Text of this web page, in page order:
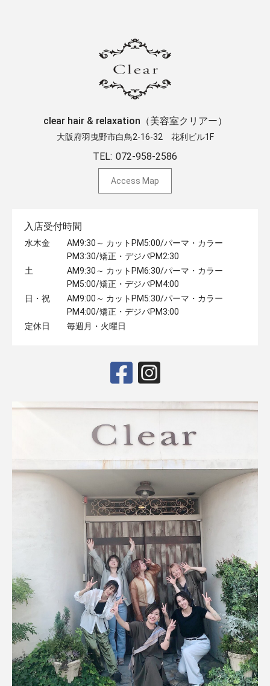
clear hair & relaxation（美容室クリアー）
大阪府羽曳野市白鳥2-16-32 ​花利ビル1F
TEL: 072-958-2586
Access Map
入店受付時間
水木金
AM9:30～ カットPM5:00/パーマ・カラー
PM3:30/矯正・デジパPM2:30
土
AM9:30～ カットPM6:30/パーマ・カラー
PM5:00/矯正・デジパPM4:00
日・祝
AM9:00～ カットPM5:30/パーマ・カラー
PM4:00/矯正・デジパPM3:00
定休日
毎週月・火曜日